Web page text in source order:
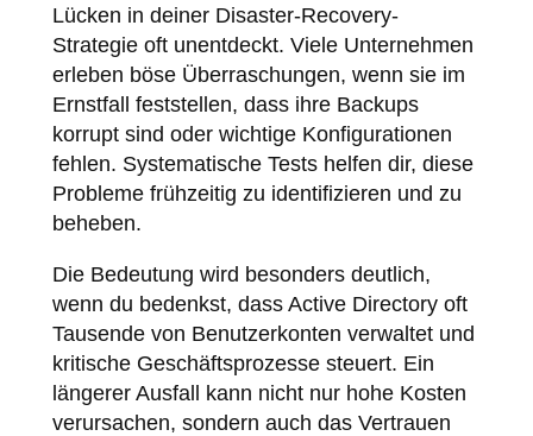
Lücken in deiner Disaster-Recovery-
Strategie oft unentdeckt. Viele Unternehmen
erleben böse Überraschungen, wenn sie im
Ernstfall feststellen, dass ihre Backups
korrupt sind oder wichtige Konfigurationen
fehlen. Systematische Tests helfen dir, diese
Probleme frühzeitig zu identifizieren und zu
beheben.
Die Bedeutung wird besonders deutlich,
wenn du bedenkst, dass Active Directory oft
Tausende von Benutzerkonten verwaltet und
kritische Geschäftsprozesse steuert. Ein
längerer Ausfall kann nicht nur hohe Kosten
verursachen, sondern auch das Vertrauen